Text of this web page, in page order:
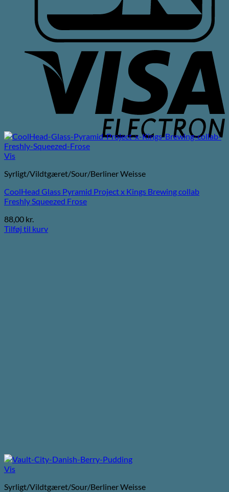
Vis
Syrligt/Vildtgæret/Sour/Berliner Weisse
CoolHead Glass Pyramid Project x Kings Brewing collab
Freshly Squeezed Frose
88,00 kr.
Tilføj til kurv
Vis
Syrligt/Vildtgæret/Sour/Berliner Weisse